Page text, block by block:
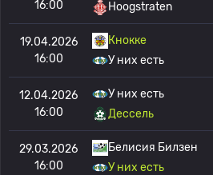
16:00
Hoogstraten
19.04.2026
16:00
Кнокке
У них есть
12.04.2026
16:00
У них есть
Дессель
29.03.2026
16:00
Белисия Билзен
У них есть